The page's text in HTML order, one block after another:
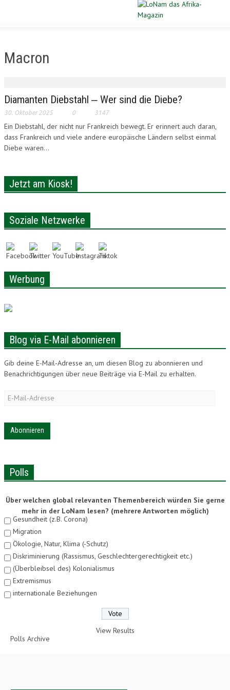
DIASPORA
WIRTSCHAFT
KULTUR
SPORT
VERLOSUNG
LONAM ABONNIEREN
Macron
Diamanten Diebstahl ‒ Wer sind die Diebe?
30. Oktober 2025 0 3147
Ein Diebstahl, der nicht nur Frankreich bewegt. Er erinnert auch daran,
dass Frankreich und viele andere europäische Ländern selbst einmal
Diebe waren...
Jetzt am Kiosk!
Soziale Netzwerke
Werbung
Blog via E-Mail abonnieren
Gib deine E-Mail-Adresse an, um diesen Blog zu abonnieren und
Benachrichtigungen über neue Beiträge via E-Mail zu erhalten.
E-
Polls
Über welchen global relevanten Themenbereich würden Sie gerne
mehr in der LoNam lesen? (mehrere Antworten möglich)
Gesundheit (z.B. Corona)
Migration
Ökologie, Natur, Klima (-Schutz)
Diskriminierung (Rassismus, Geschlechtergerechtigkeit etc.)
(Überbleibsel des) Kolonialismus
Extremismus
internationale Beziehungen
View Results
Polls Archive